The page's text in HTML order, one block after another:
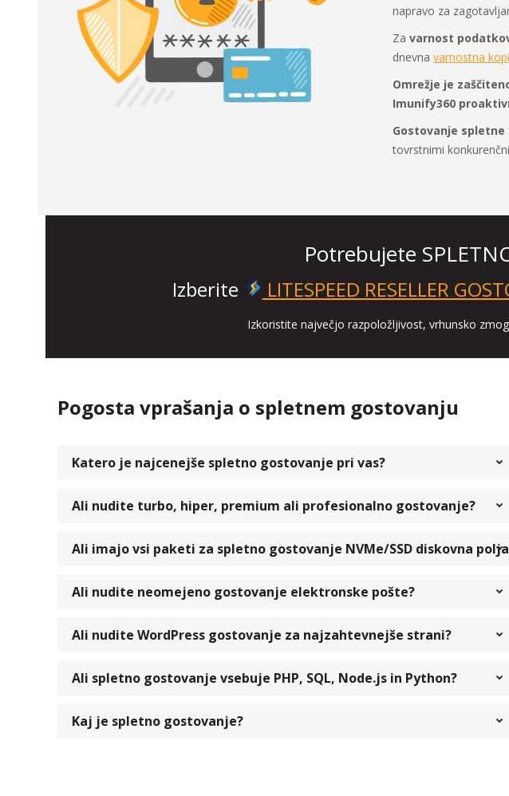
napravo za
Za varnost
dnevna varnostna
Omrežje je
Imunify360
Gostovanje
tovrstnimi
Potrebujete
Izberite LITESPEED RESELLER
Izkoristite največjo razpoložljivost, vrhunsko
Pogosta vprašanja o spletnem gostovanju
Katero je najcenejše spletno gostovanje pri vas?
Ali nudite turbo, hiper, premium ali profesionalno gostovanje?
Ali imajo vsi paketi za spletno gostovanje NVMe/SSD diskovna
Ali nudite neomejeno gostovanje elektronske pošte?
Ali nudite WordPress gostovanje za najzahtevnejše strani?
Ali spletno gostovanje vsebuje PHP, SQL, Node.js in Python?
Kaj je spletno gostovanje?